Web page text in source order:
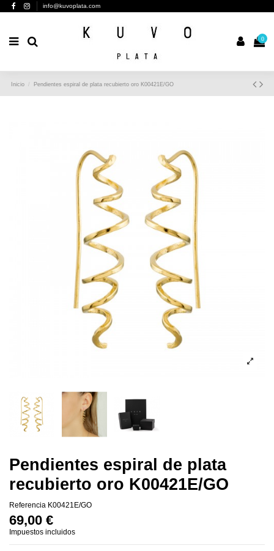
info@kuvoplata.com
0
Inicio Pendientes espiral de plata recubierto oro K00421E/GO
Pendientes espiral de plata
recubierto oro K00421E/GO
Referencia K00421E/GO
69,00 €
Impuestos incluidos